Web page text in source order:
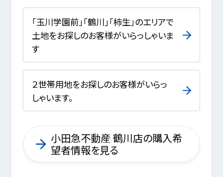
｢玉川学園前｣｢鶴川｣｢柿生｣のエリアで
土地をお探しのお客様がいらっしゃいま
す
２世帯用地をお探しのお客様がいらっ
しゃいます。
小田急不動産 鶴川店の購入希
望者情報を見る